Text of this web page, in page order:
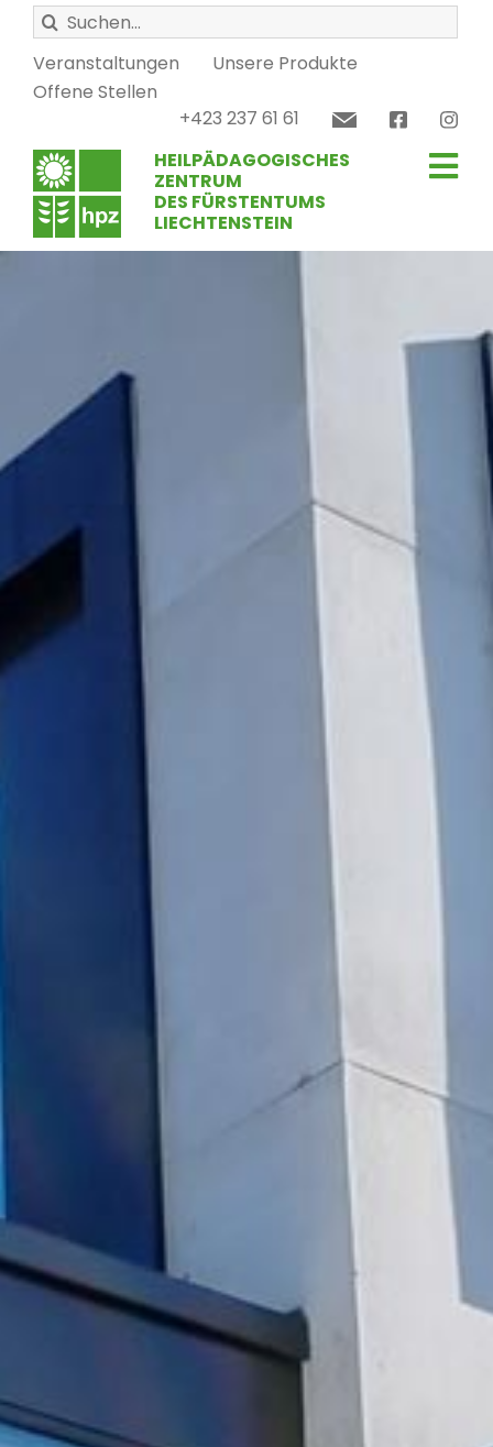
Zum
Inhalt
springen
Suche
nach:
Veranstaltungen
Unsere Produkte
Offene Stellen
+423 237 61 61
HEILPÄDAGOGISCHES
ZENTRUM
DES FÜRSTENTUMS
LIECHTENSTEIN
Werkstätten
Verein hpz